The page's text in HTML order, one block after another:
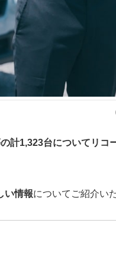
計1,323台についてリコ
い情報についてご紹介い